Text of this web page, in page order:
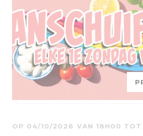
OP 04/10/2026 VAN 18H00